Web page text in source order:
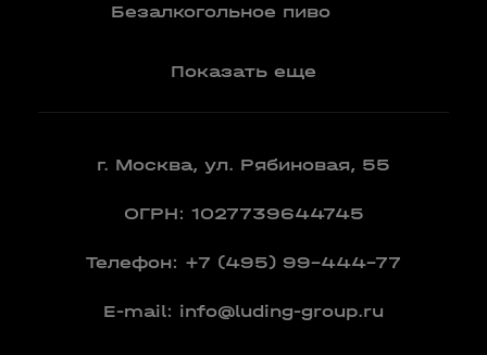
Безалкогольное пиво
Показать еще
г. Москва, ул. Рябиновая, 55
ОГРН: 1027739644745
Телефон: +7 (495) 99-444-77
E-mail: info@luding-group.ru